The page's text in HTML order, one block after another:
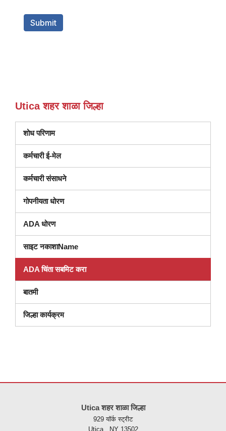
Utica शहर शाळा जिल्हा
शोध परिणाम
कर्मचारी ई-मेल
कर्मचारी संसाधने
गोपनीयता धोरण
ADA धोरण
साइट नकाशाName
ADA चिंता सबमिट करा
बातमी
जिल्हा कार्यक्रम
Utica शहर शाळा जिल्हा
929 यॉर्क स्ट्रीट
Utica , NY 13502